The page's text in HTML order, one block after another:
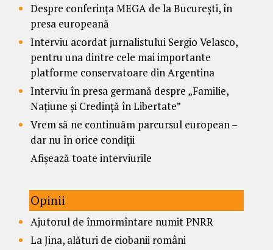
Despre conferința MEGA de la București, în
presa europeană
Interviu acordat jurnalistului Sergio Velasco,
pentru una dintre cele mai importante
platforme conservatoare din Argentina
Interviu în presa germană despre „Familie,
Națiune și Credință în Libertate”
Vrem să ne continuăm parcursul european –
dar nu în orice condiții
Afișează toate interviurile
Opinii
Ajutorul de înmormîntare numit PNRR
La Jina, alături de ciobanii români